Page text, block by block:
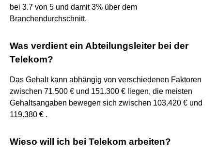
bei 3.7 von 5 und damit 3% über dem
Branchendurchschnitt.
Was verdient ein Abteilungsleiter bei der
Telekom?
Das Gehalt kann abhängig von verschiedenen Faktoren
zwischen 71.500 € und 151.300 € liegen, die meisten
Gehaltsangaben bewegen sich zwischen 103.420 € und
119.380 € .
Wieso will ich bei Telekom arbeiten?